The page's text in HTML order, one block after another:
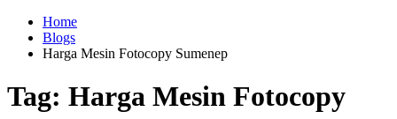
Home
Blogs
Harga Mesin Fotocopy Sumenep
Tag: Harga Mesin Fotocopy